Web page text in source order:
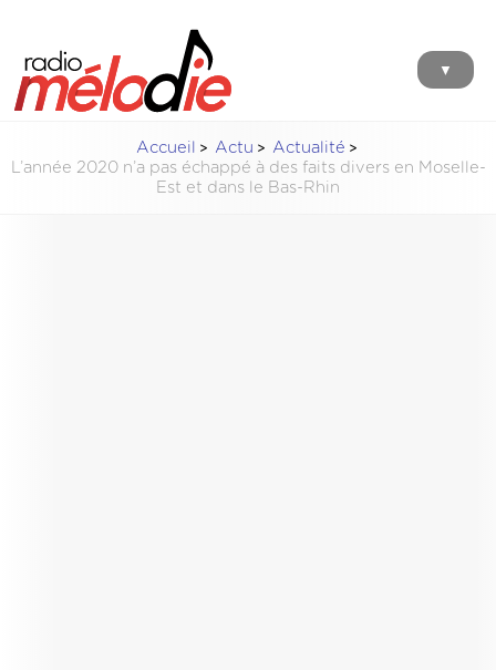
▼
Accueil Actu
Actualité
L’année 2020 n’a pas échappé à des faits divers en Moselle-
Est et dans le Bas-Rhin